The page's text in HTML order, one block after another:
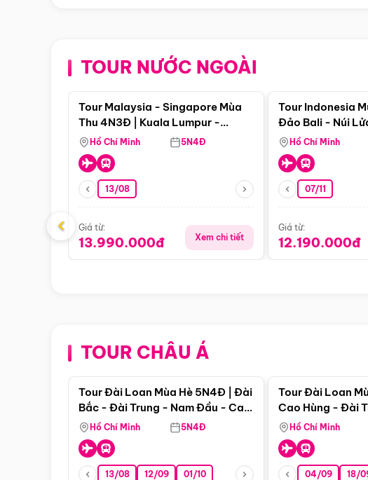
TOUR NƯỚC NGOÀI
Điểm nổi bật
Tour Malaysia - Singapore Mùa
Thu 4N3Đ | Kuala Lumpur -
Malacca - Johor Baru -
Singapore
Hồ Chí Minh 5N4Đ
13/08
Giá từ:
13.990.000đ Xem chi tiết
Tour Indonesia
Đảo Bali - Núi
Penglipuran
Hồ Chí Minh
07/11
Giá từ:
12.190.000đ
‹
TOUR CHÂU ÁĐiểm nổi bật
Tour Đài Loan Mùa Hè 5N4Đ | Đài
Bắc - Đài Trung - Nam Đầu - Cao
Hùng ( Bay Vn)
Hồ Chí Minh 5N4Đ
13/08 12/09 01/10
Tour Đài Loan
Cao Hùng - Đài
(Bay Vj)
Hồ Chí Minh
04/09 18/